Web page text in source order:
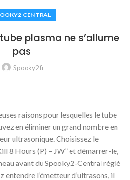
CENTRAL
plasma ne s’allume
pas
Spooky2fr
raisons pour lesquelles le tube
en éliminer un grand nombre en
ultrasonique. Choisissez le
8 Hours (P) – JW” et démarrer-le,
avant du Spooky2-Central réglé
entendre l’émetteur d’ultrasons, il